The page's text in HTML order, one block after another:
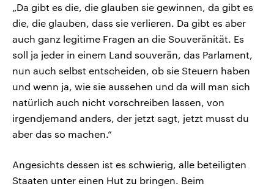
„Da gibt es die, die glauben sie gewinnen, da gibt es
die, die glauben, dass sie verlieren. Da gibt es aber
auch ganz legitime Fragen an die Souveränität. Es
soll ja jeder in einem Land souverän, das Parlament,
nun auch selbst entscheiden, ob sie Steuern haben
und wenn ja, wie sie aussehen und da will man sich
natürlich auch nicht vorschreiben lassen, von
irgendjemand anders, der jetzt sagt, jetzt musst du
aber das so machen.“
Angesichts dessen ist es schwierig, alle beteiligten
Staaten unter einen Hut zu bringen. Beim